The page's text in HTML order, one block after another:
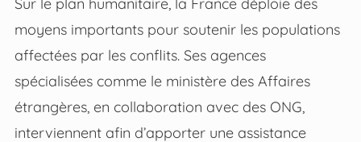
moyens importants pour soutenir les populations
affectées par les conflits. Ses agences
spécialisées comme le ministère des Affaires
étrangères, en collaboration avec des ONG,
interviennent afin d’apporter une assistance